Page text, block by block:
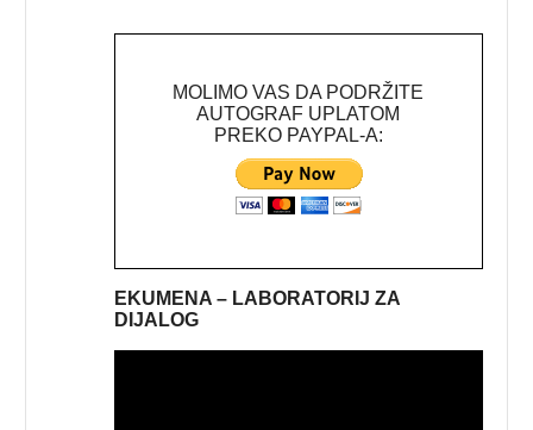
MOLIMO VAS DA PODRŽITE
AUTOGRAF UPLATOM
PREKO PAYPAL-A:
EKUMENA – LABORATORIJ ZA
DIJALOG